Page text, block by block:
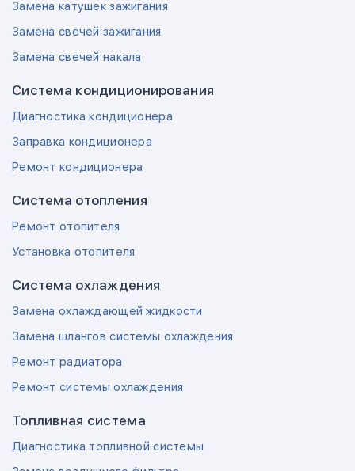
Замена катушек зажигания
Замена свечей зажигания
Замена свечей накала
Система кондиционирования
Диагностика кондиционера
Заправка кондиционера
Ремонт кондиционера
Система отопления
Ремонт отопителя
Установка отопителя
Система охлаждения
Замена охлаждающей жидкости
Замена шлангов системы охлаждения
Ремонт радиатора
Ремонт системы охлаждения
Топливная система
Диагностика топливной системы